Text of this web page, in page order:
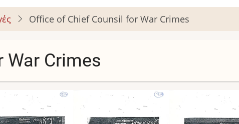
Office of Chief Counsil for War Crimes
Crimes
Image